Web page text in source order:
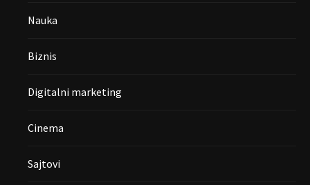
Nauka
Biznis
Digitalni marketing
Cinema
Sajtovi